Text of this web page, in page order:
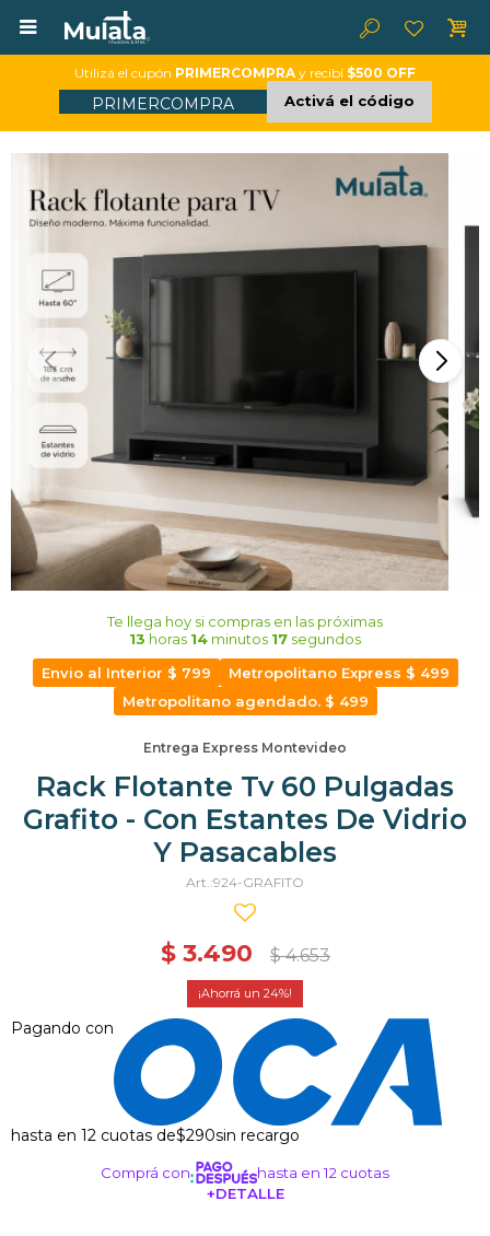

Utilizá el cupón PRIMERCOMPRA y recibí $500 OFF
PRIMERCOMPRA Activá el código
Te llega hoy si compras en las próximas
13 horas 14 minutos 17 segundos
Envio al Interior $ 799
Metropolitano Express $ 499
Metropolitano agendado. $ 499
Entrega Express Montevideo
Rack Flotante Tv 60 Pulgadas
Grafito - Con Estantes De Vidrio
Y Pasacables
924-GRAFITO
$ 3.490 $ 4.653
24
Pagando con
hasta en 12 cuotas de$290sin recargo
Comprá con
hasta en 12 cuotas
+DETALLE